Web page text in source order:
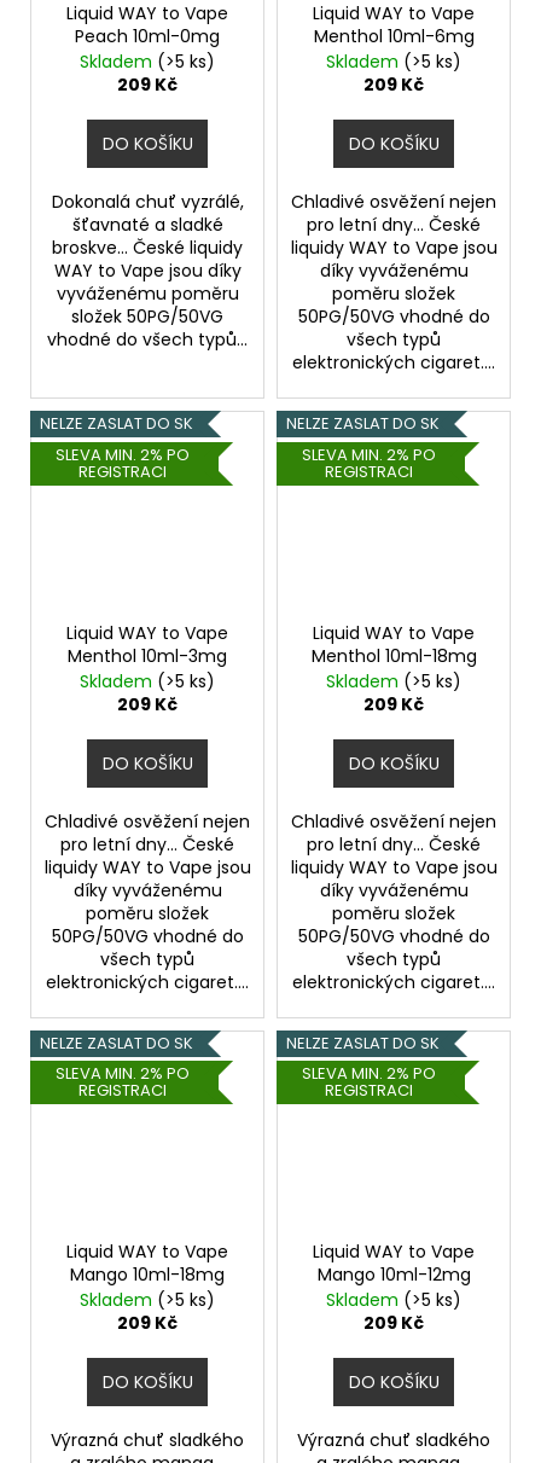
Liquid WAY to Vape
Peach 10ml-0mg
Skladem (>5 ks)
209 Kč
DO KOŠÍKU
Dokonalá chuť vyzrálé,
šťavnaté a sladké
broskve... České liquidy
WAY to Vape jsou díky
vyváženému poměru
složek 50PG/50VG
vhodné do všech typů...
Liquid WAY to Vape
Menthol 10ml-6mg
Skladem (>5 ks)
209 Kč
DO KOŠÍKU
Chladivé osvěžení nejen
pro letní dny... České
liquidy WAY to Vape jsou
díky vyváženému
poměru složek
50PG/50VG vhodné do
všech typů
elektronických cigaret....
NELZE ZASLAT DO SK
SLEVA MIN. 2% PO
REGISTRACI
Liquid WAY to Vape
Menthol 10ml-3mg
Skladem (>5 ks)
209 Kč
DO KOŠÍKU
Chladivé osvěžení nejen
pro letní dny... České
liquidy WAY to Vape jsou
díky vyváženému
poměru složek
50PG/50VG vhodné do
všech typů
elektronických cigaret....
NELZE ZASLAT DO SK
SLEVA MIN. 2% PO
REGISTRACI
Liquid WAY to Vape
Menthol 10ml-18mg
Skladem (>5 ks)
209 Kč
DO KOŠÍKU
Chladivé osvěžení nejen
pro letní dny... České
liquidy WAY to Vape jsou
díky vyváženému
poměru složek
50PG/50VG vhodné do
všech typů
elektronických cigaret....
NELZE ZASLAT DO SK
SLEVA MIN. 2% PO
REGISTRACI
Liquid WAY to Vape
Mango 10ml-18mg
Skladem (>5 ks)
209 Kč
DO KOŠÍKU
Výrazná chuť sladkého
NELZE ZASLAT DO SK
SLEVA MIN. 2% PO
REGISTRACI
Liquid WAY to Vape
Mango 10ml-12mg
Skladem (>5 ks)
209 Kč
DO KOŠÍKU
Výrazná chuť sladkého